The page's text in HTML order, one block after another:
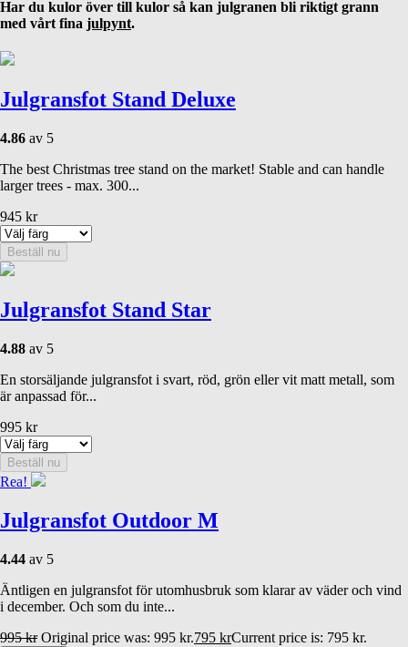
Har du kulor över till kulor så kan julgranen bli riktigt grann
med vårt fina julpynt.
Julgransfot Stand Deluxe
4.86 av 5
The best Christmas tree stand on the market! Stable and can handle
larger trees - max. 300...
945 kr
Beställ nu
Julgransfot Stand Star
4.88 av 5
En storsäljande julgransfot i svart, röd, grön eller vit matt metall, som
är anpassad för...
995 kr
Beställ nu
Rea!
Julgransfot Outdoor M
4.44 av 5
Äntligen en julgransfot för utomhusbruk som klarar av väder och vind
i december. Och som du inte...
995kr Original price was: 995 kr.795 krCurrent price is: 795 kr.